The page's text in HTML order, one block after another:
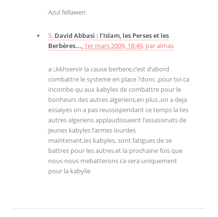
Azul fellawen
5. David Abbasi : l’Islam, les Perses et les
Berbères..., 1er mars 2009, 18:49, paralmas
a ;,kkhservir la cause berbere,c’est d’abord
combattre le systeme en place ?donc ,pour toi ca
incombe qu aux kabyles de combattre pour le
bonheurs des autres algeriens,en plus ,on a deja
essaiyes on a pas reussispendant ce temps la tes
autres algeriens applaudissaient l’assassinats de
jeunes kabyles l’armes lourdes
maintenant,les kabyles, sont fatigues de se
battres pour les autres.et la prochaine fois que
nous nous mebatterons ca sera uniquement
pour la kabylie